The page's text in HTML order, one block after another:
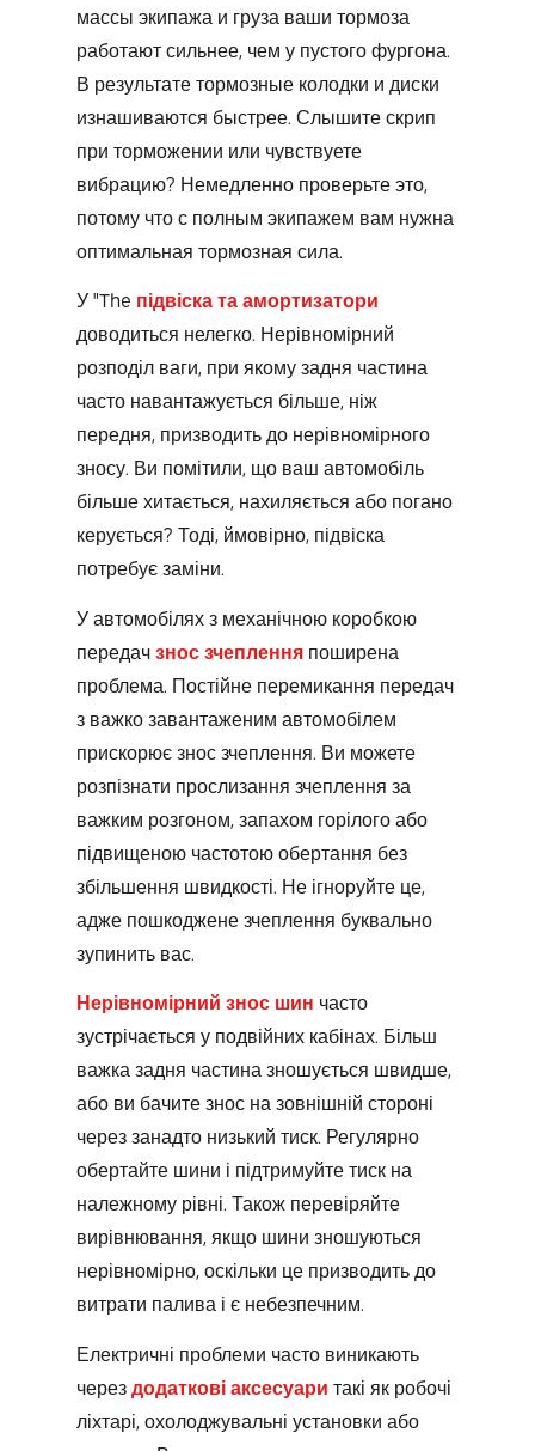
массы экипажа и груза ваши тормоза
работают сильнее, чем у пустого фургона.
В результате тормозные колодки и диски
изнашиваются быстрее. Слышите скрип
при торможении или чувствуете
вибрацию? Немедленно проверьте это,
потому что с полным экипажем вам нужна
оптимальная тормозная сила.
У "The підвіска та амортизатори
доводиться нелегко. Нерівномірний
розподіл ваги, при якому задня частина
часто навантажується більше, ніж
передня, призводить до нерівномірного
зносу. Ви помітили, що ваш автомобіль
більше хитається, нахиляється або погано
керується? Тоді, ймовірно, підвіска
потребує заміни.
У автомобілях з механічною коробкою
передачзнос зчепленняпоширена
проблема. Постійне перемикання передач
з важко завантаженим автомобілем
прискорює знос зчеплення. Ви можете
розпізнати прослизання зчеплення за
важким розгоном, запахом горілого або
підвищеною частотою обертання без
збільшення швидкості. Не ігноруйте це,
адже пошкоджене зчеплення буквально
зупинить вас.
Нерівномірний знос шин часто
зустрічається у подвійних кабінах. Більш
важка задня частина зношується швидше,
або ви бачите знос на зовнішній стороні
через занадто низький тиск. Регулярно
обертайте шини і підтримуйте тиск на
належному рівні. Також перевіряйте
вирівнювання, якщо шини зношуються
нерівномірно, оскільки це призводить до
витрати палива і є небезпечним.
Електричні проблеми часто виникають
черездодаткові аксесуари такі як робочі
ліхтарі, охолоджувальні установки або